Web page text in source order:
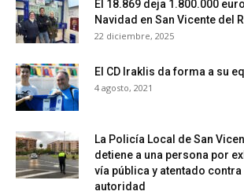
El 18.869 deja 1.800.000
Navidad en San Vicente del
22 diciembre, 2025
El CD Iraklis da forma a su
4 agosto, 2021
La Policía Local de San
detiene a una persona por
vía pública y atentado contra
autoridad